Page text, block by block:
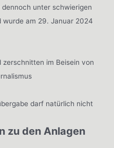
unter schwierigen
wurde am 29. Januar 2024
im Beisein von
darf natürlich nicht
zu den Anlagen